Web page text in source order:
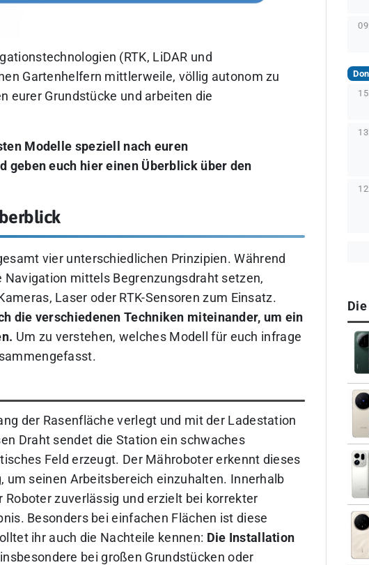
(RTK, LiDAR und
Gartenhelfern mittlerweile, völlig autonom zu
eurer Grundstücke und arbeiten die
Modelle speziell nach euren
euch hier einen Überblick über den
vier unterschiedlichen Prinzipien. Während
mittels Begrenzungsdraht setzen,
Laser oder RTK-Sensoren zum Einsatz.
die verschiedenen Techniken miteinander, um ein
Um zu verstehen, welches Modell für euch infrage
der Rasenfläche verlegt und mit der Ladestation
Draht sendet die Station ein schwaches
Feld erzeugt. Der Mähroboter erkennt dieses
um seinen Arbeitsbereich einzuhalten. Innerhalb
zuverlässig und erzielt bei korrekter
Besonders bei einfachen Flächen ist diese
ihr auch die Nachteile kennen: Die Installation
bei großen Grundstücken oder